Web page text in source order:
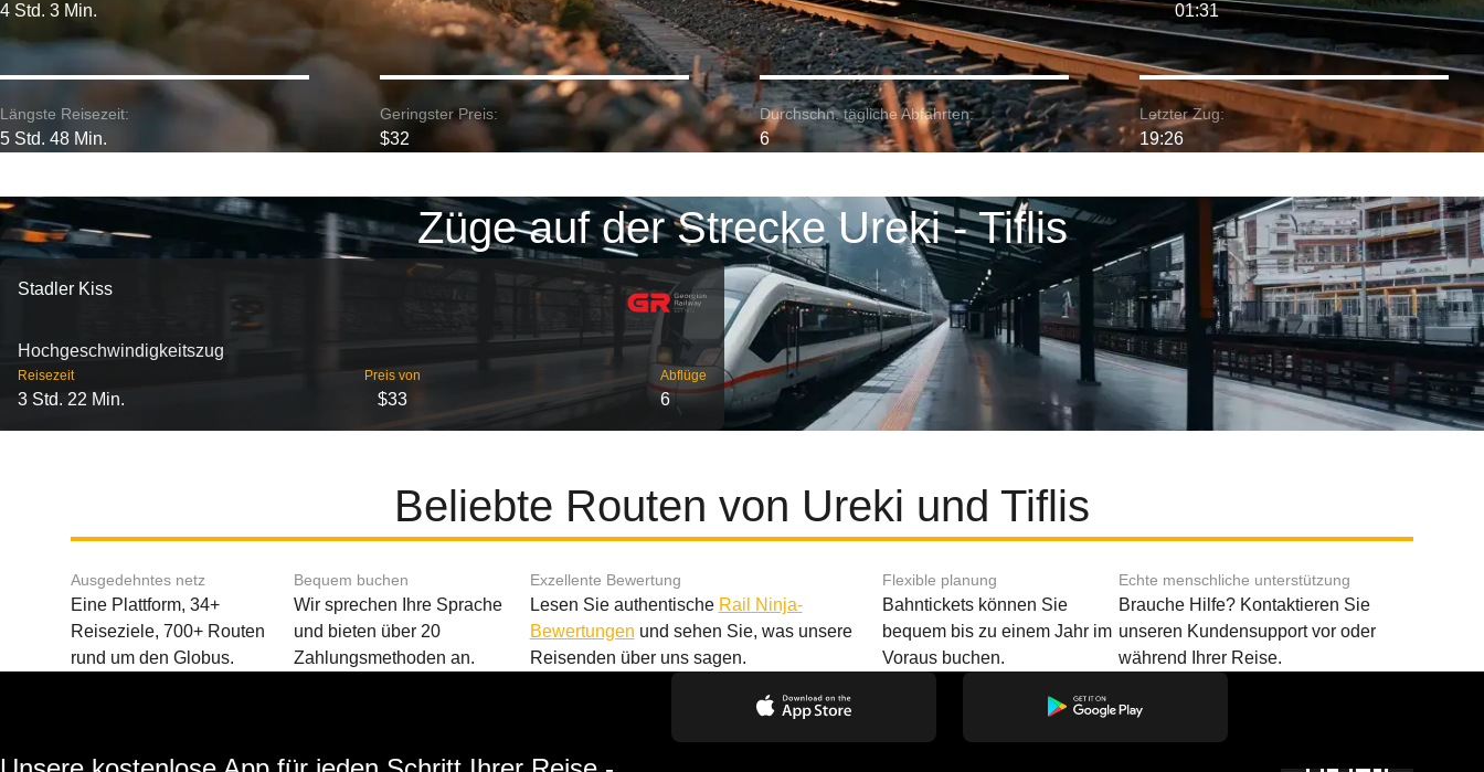
4 Std. 3 Min. 01:31
Längste Reisezeit:
5 Std. 48 Min.
Geringster Preis:
$32
Durchschn. tägliche Abfahrten:
6
Letzter Zug:
19:26
Züge auf der Strecke Ureki - Tiflis
Stadler Kiss
Hochgeschwindigkeitszug
Reisezeit
3 Std. 22 Min.
Preis von
$33
Abflüge
6
Beliebte Routen von Ureki und Tiflis
Ausgedehntes netz
Eine Plattform, 34+
Reiseziele, 700+ Routen
rund um den Globus.
Bequem buchen
Wir sprechen Ihre Sprache
und bieten über 20
Zahlungsmethoden an.
Exzellente Bewertung
Lesen Sie authentische Rail Ninja-
Bewertungen und sehen Sie, was unsere
Reisenden über uns sagen.
Flexible planung
Bahntickets können Sie
bequem bis zu einem Jahr im
Voraus buchen.
Echte menschliche unterstützung
Brauche Hilfe? Kontaktieren Sie
unseren Kundensupport vor oder
während Ihrer Reise.